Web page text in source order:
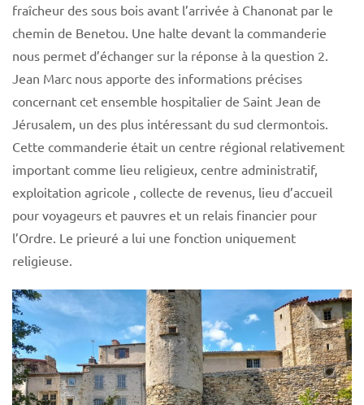
fraîcheur des sous bois avant l’arrivée à Chanonat par le
chemin de Benetou. Une halte devant la commanderie
nous permet d’échanger sur la réponse à la question 2.
Jean Marc nous apporte des informations précises
concernant cet ensemble hospitalier de Saint Jean de
Jérusalem, un des plus intéressant du sud clermontois.
Cette commanderie était un centre régional relativement
important comme lieu religieux, centre administratif,
exploitation agricole , collecte de revenus, lieu d’accueil
pour voyageurs et pauvres et un relais financier pour
l’Ordre. Le prieuré a lui une fonction uniquement
religieuse.